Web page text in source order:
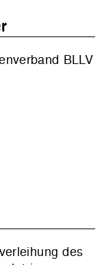
BLLV
des